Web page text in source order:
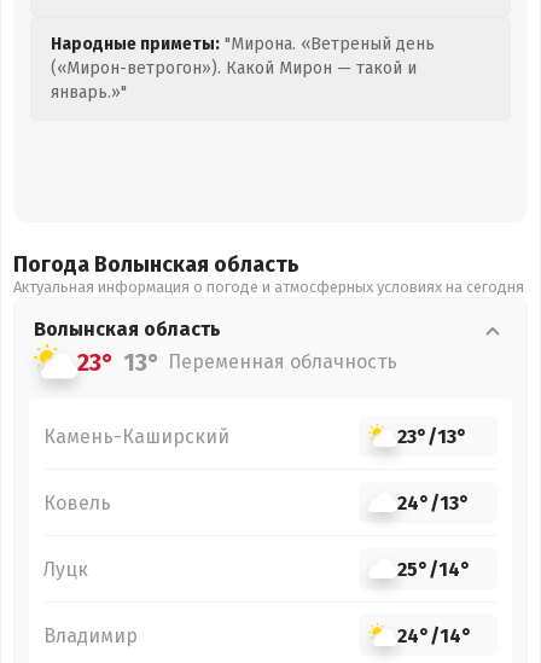
Народные приметы: "Мирона. «Ветреный день
(«Мирон-ветрогон»). Какой Мирон — такой и
январь.»"
Погода Волынская область
Актуальная информация о погоде и атмосферных условиях на сегодня
Волынская область
23° 13° Переменная облачность
Камень-Каширский 23°/13°
Ковель 24°/13°
Луцк 25°/14°
Владимир 24°/14°